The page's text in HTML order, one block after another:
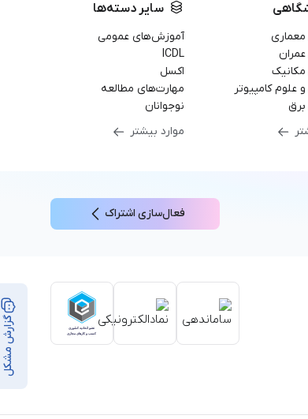
گزارش مشکل
علوم کامپیوتر
سایر دسته‌ها
آموزش‌های عمومی
ICDL
اکسل
مهارت‌های مطالعه
نوجوانان
موارد بیشتر
فعال‌سازی اشتراک